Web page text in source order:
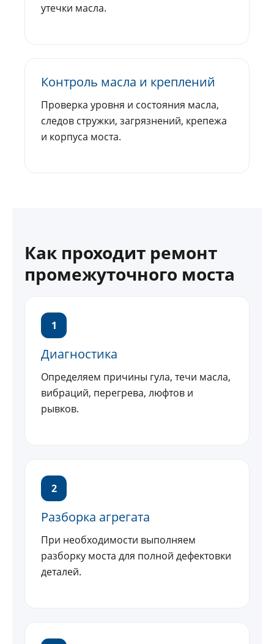
утечки масла.
Контроль масла и креплений
Проверка уровня и состояния масла,
следов стружки, загрязнений, крепежа
и корпуса моста.
Как проходит ремонт
промежуточного моста
1
Диагностика
Определяем причины гула, течи масла,
вибраций, перегрева, люфтов и
рывков.
2
Разборка агрегата
При необходимости выполняем
разборку моста для полной дефектовки
деталей.